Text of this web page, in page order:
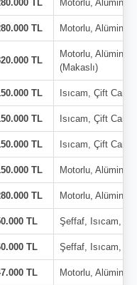
TL Motorlu,
TL Motorlu,
TL
Motorlu,
(Makaslı)
TL Isıcam, Çift Cam
TL Isıcam, Çift Cam
TL Isıcam, Çift Cam
TL Motorlu,
TL Motorlu,
TL Şeffaf, Isıcam,
TL Şeffaf, Isıcam,
TL Motorlu,